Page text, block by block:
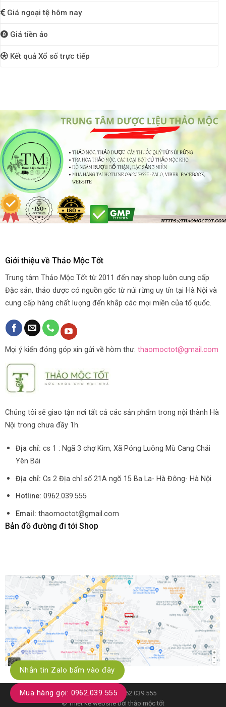
Giá ngoại tệ hôm nay
Giá tiền ảo
Kết quả Xổ số trực tiếp
Giới thiệu về Thảo Mộc Tốt
Trung tâm Thảo Mộc Tốt từ 2011 đến nay shop luôn cung cấp
Đặc sản, thảo dược có nguồn gốc từ núi rừng uy tín tại Hà Nội và
cung cấp hàng chất lượng đến khắp các mọi miền của tổ quốc.
Mọi ý kiến đóng góp xin gửi về hòm thư: thaomoctot@gmail.com
Chúng tôi sẽ giao tận nơi tất cả các sản phẩm trong nội thành Hà
Nội trong chưa đầy 1h.
Địa chỉ: cs 1 : Ngã 3 chợ Kim, Xã Póng Luông Mù Cang Chải
Yên Bái
Địa chỉ: Cs 2 Địa chỉ số 21A ngõ 15 Ba La- Hà Đông- Hà Nội
Hotline: 0962.039.555
Email: thaomoctot@gmail.com
Bản đồ đường đi tới Shop
Hotline kỹ thuật: 0962.039.555
© Thiết kế website bởithảo mộc tốt
Nhắn tin Zalo bấm vào đây
Mua hàng gọi: 0962.039.555